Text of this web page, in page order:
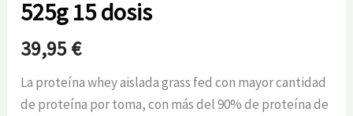
525g 15 dosis
39,95€
La proteína whey aislada grass fed con mayor cantidad
de proteína por toma, con más del 90% de proteína de